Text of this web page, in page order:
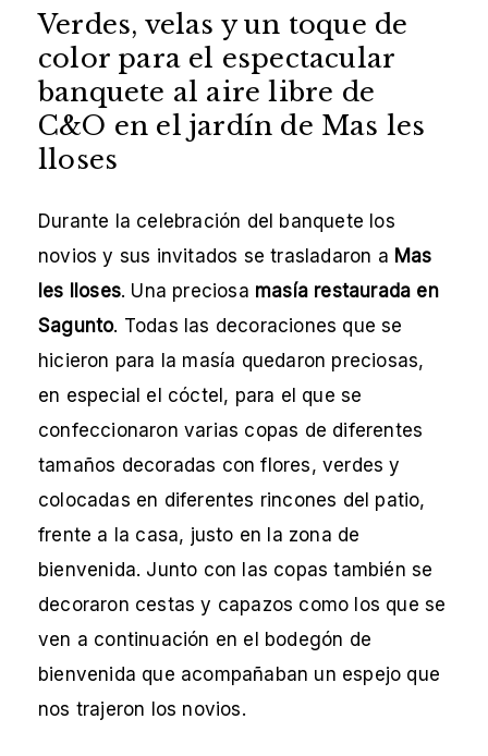
Verdes, velas y un toque de
color para el espectacular
banquete al aire libre de
C&O en el jardín de Mas les
lloses
Durante la celebración del banquete los
novios y sus invitados se trasladaron a Mas
les lloses. Una preciosa masía restaurada en
Sagunto. Todas las decoraciones que se
hicieron para la masía quedaron preciosas,
en especial el cóctel, para el que se
confeccionaron varias copas de diferentes
tamaños decoradas con flores, verdes y
colocadas en diferentes rincones del patio,
frente a la casa, justo en la zona de
bienvenida. Junto con las copas también se
decoraron cestas y capazos como los que se
ven a continuación en el bodegón de
bienvenida que acompañaban un espejo que
nos trajeron los novios.